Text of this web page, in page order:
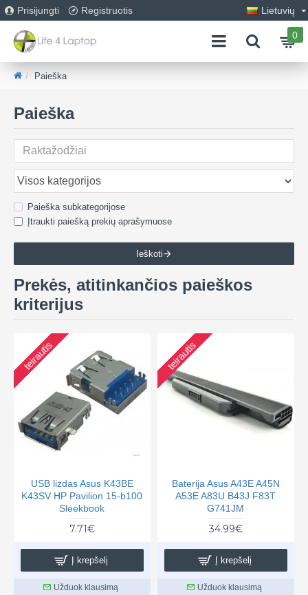
Prisijungti Registruotis Lietuvių
0
Paieška
Paieška
Paieška subkategorijose
Įtraukti paiešką prekių aprašymuose
Ieškoti
Prekės, atitinkančios paieškos
kriterijus
teirautis
USB lizdas Asus K43BE
K43SV HP Pavilion 15-b100
Sleekbook
7.71€
Į krepšelį
Užduok klausimą
teirautis
Baterija Asus A43E A45N
A53E A83U B43J F83T
G741JM
34.99€
Į krepšelį
Užduok klausimą